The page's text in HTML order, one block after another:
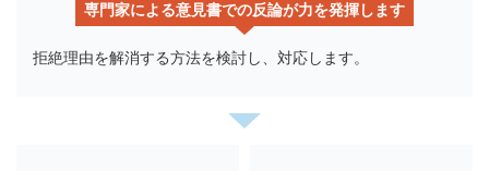
専門家による意見書での反論が力を発揮します
拒絶理由を解消する方法を検討し、対応します。